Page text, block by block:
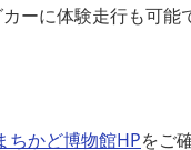
ーに体験走行も可能
ちかど博物館HPをご